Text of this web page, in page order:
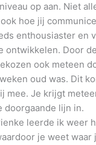
op aan. Niet
hoe jij
enthousiaster en
ontwikkelen. Door
ook meteen
oud was. Dit
mee. Je krijgt
doorgaande lijn in.
leerde ik weer
je weet waar